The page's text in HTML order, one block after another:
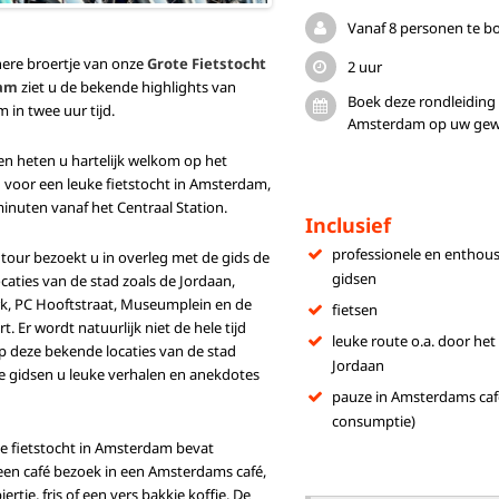
broertje van onzeGrote Fietstocht
ziet u de bekende highlights van
in twee uur tijd.
heten u hartelijk welkom op het
voor een leuke fietstocht in Amsterdam,
vanaf het Centraal Station.
bezoekt u in overleg met de gids de
van de stad zoals de Jordaan,
PC Hooftstraat, Museumplein en de
Er wordt natuurlijk niet de hele tijd
deze bekende locaties van de stad
gidsen u leuke verhalen en anekdotes
fietstocht in Amsterdam bevat
café bezoek in een Amsterdams café,
fris of een vers bakkie koffie. De
Vanaf 8 personen te
2 uur
Boek deze
Amsterdam op uw
Inclusief
professionele en
gidsen
fietsen
leuke route o.a. door
Jordaan
pauze in Amsterdams
consumptie)